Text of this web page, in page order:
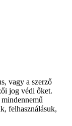
vagy a szerző
jog védi őket.
felhasználásuk,